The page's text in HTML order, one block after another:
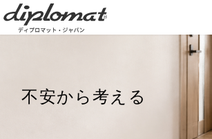
不安から考える